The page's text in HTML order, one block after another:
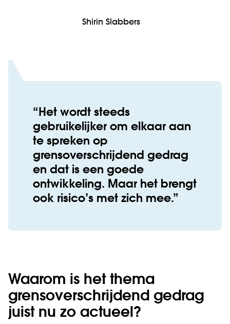
Shirin Slabbers
Het wordt steeds
gebruikelijker om elkaar aan
te spreken op
grensoverschrijdend gedrag
en dat is een goede
ontwikkeling. Maar het brengt
ook risico’s met zich mee.
Waarom is het thema
grensoverschrijdend gedrag
juist nu zo actueel?